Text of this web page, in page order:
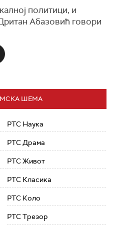
политици, и
Абазовић говори
ШЕМА
РТС Наука
РТС Драма
РТС Живот
РТС Класика
РТС Коло
РТС Трезор